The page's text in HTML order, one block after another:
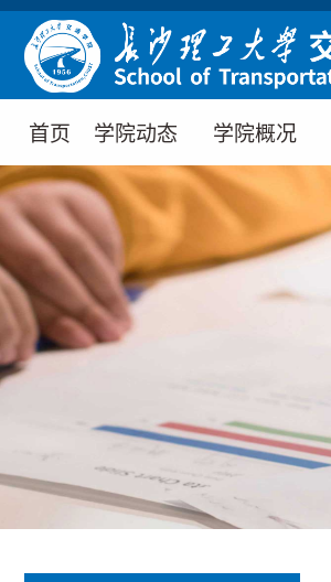
首页 学院动态
学院新闻
通知公告
教学动态
科研动态
媒体交院
学院概况
学院简介
院史沿革
学院领导